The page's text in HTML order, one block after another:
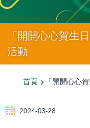
「開開心心賀生
活動
連
首頁 「開開心心賀
2024-03-28